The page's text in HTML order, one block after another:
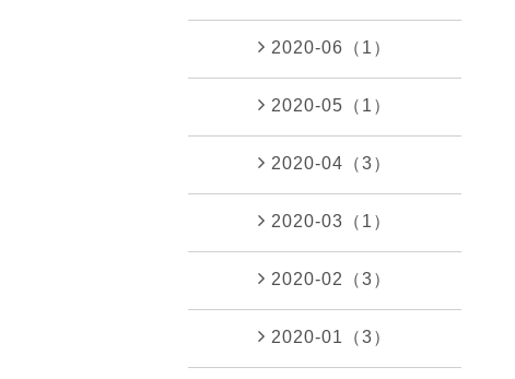
2020-06（1）
2020-05（1）
2020-04（3）
2020-03（1）
2020-02（3）
2020-01（3）